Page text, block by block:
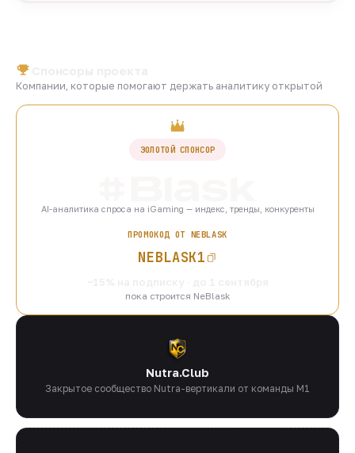
Компании, которые помогают держать аналитику открытой
ЗОЛОТОЙ СПОНСОР
AI-аналитика спроса на iGaming — индекс, тренды, конкуренты
ПРОМОКОД ОТ NEBLASK
NEBLASK1
пока строится NeBlask
Nutra.Club
Закрытое сообщество Nutra-вертикали от команды M1